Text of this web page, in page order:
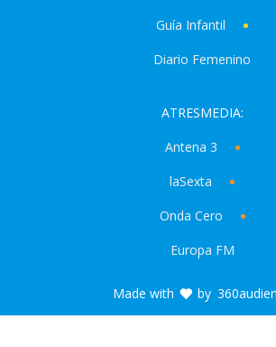
Guía Infantil
Diario Femenino
ATRESMEDIA:
Antena 3
laSexta
Onda Cero
Europa FM
Made with by